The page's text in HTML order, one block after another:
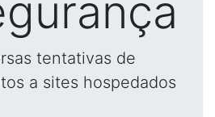
tentativas de
a sites hospedados